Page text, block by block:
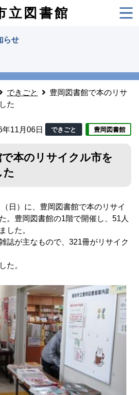
立図書館
らせ
できごと
豊岡図書館で本のリサ
た
年11月06日 できごと 豊岡図書館
本のリサイクル市を
た
日）に、豊岡図書館で本のリサイ
。豊岡図書館の1階で開催し、51人
した。
誌が主なもので、321冊がリサイク
た。